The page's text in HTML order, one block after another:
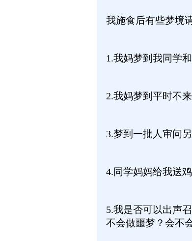
我施食后有些梦境
1.我妈梦到我同学
2.我妈梦到平时不
3.梦到一批人审问另
4.同学妈妈给我送鸡
5.我是否可以出声
不会做噩梦？会不